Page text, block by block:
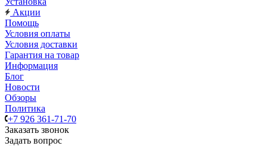
Акции
Помощь
Условия оплаты
Условия доставки
Гарантия на товар
Информация
Блог
Новости
Обзоры
Политика
+7 926 361-71-70
Заказать звонок
Задать вопрос